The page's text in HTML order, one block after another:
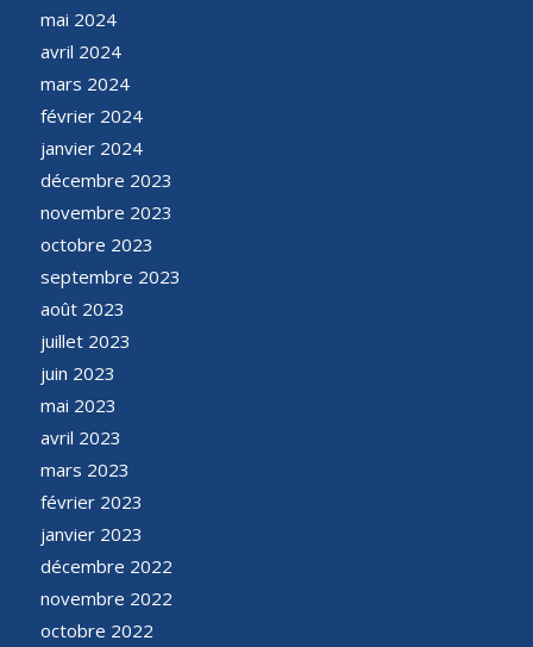
mai 2024
avril 2024
mars 2024
février 2024
janvier 2024
décembre 2023
novembre 2023
octobre 2023
septembre 2023
août 2023
juillet 2023
juin 2023
mai 2023
avril 2023
mars 2023
février 2023
janvier 2023
décembre 2022
novembre 2022
octobre 2022